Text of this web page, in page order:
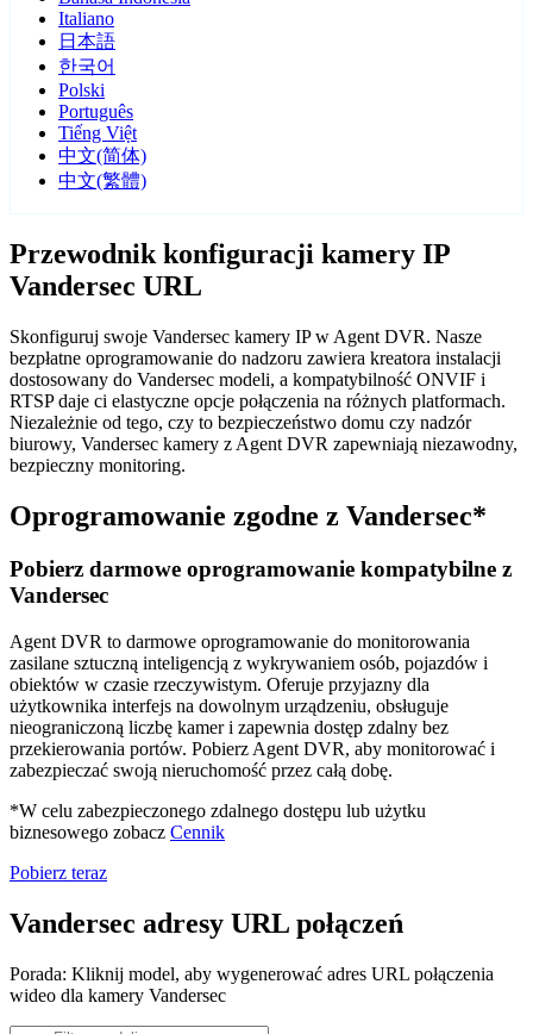
Italiano
日本語
한국어
Polski
Português
Tiếng Việt
中文(简体)
中文(繁體)
Przewodnik konfiguracji kamery IP
Vandersec URL
Skonfiguruj swoje Vandersec kamery IP w Agent DVR. Nasze
bezpłatne oprogramowanie do nadzoru zawiera kreatora instalacji
dostosowany do Vandersec modeli, a kompatybilność ONVIF i
RTSP daje ci elastyczne opcje połączenia na różnych platformach.
Niezależnie od tego, czy to bezpieczeństwo domu czy nadzór
biurowy, Vandersec kamery z Agent DVR zapewniają niezawodny,
bezpieczny monitoring.
Oprogramowanie zgodne z Vandersec*
Pobierz darmowe oprogramowanie kompatybilne z
Vandersec
Agent DVR to darmowe oprogramowanie do monitorowania
zasilane sztuczną inteligencją z wykrywaniem osób, pojazdów i
obiektów w czasie rzeczywistym. Oferuje przyjazny dla
użytkownika interfejs na dowolnym urządzeniu, obsługuje
nieograniczoną liczbę kamer i zapewnia dostęp zdalny bez
przekierowania portów. Pobierz Agent DVR, aby monitorować i
zabezpieczać swoją nieruchomość przez całą dobę.
*W celu zabezpieczonego zdalnego dostępu lub użytku
biznesowego zobacz Cennik
Pobierz teraz
Vandersec adresy URL połączeń
Porada: Kliknij model, aby wygenerować adres URL połączenia
wideo dla kamery Vandersec